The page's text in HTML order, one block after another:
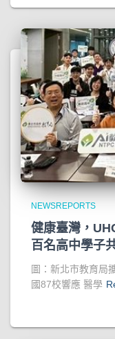
NEWSREPORTS
健康臺灣，
百名高中學子
圖：新北市教育局
國87校響應 醫學